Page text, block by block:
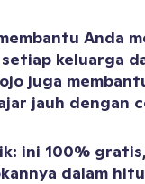
Anda
keluarga
juga
jauh dengan
ini 100%
dalam